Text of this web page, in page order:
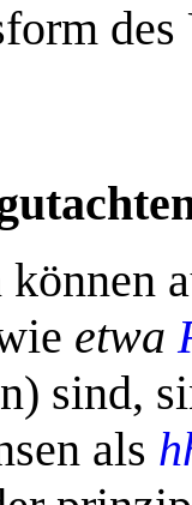
etwa
sind,
als